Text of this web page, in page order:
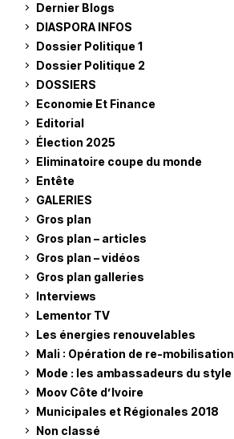
Dernier Blogs
DIASPORA INFOS
Dossier Politique 1
Dossier Politique 2
DOSSIERS
Economie Et Finance
Editorial
Élection 2025
Eliminatoire coupe du monde
Entête
GALERIES
Gros plan
Gros plan – articles
Gros plan – vidéos
Gros plan galleries
Interviews
Lementor TV
Les énergies renouvelables
Mali : Opération de re-mobilisation
Mode : les ambassadeurs du style
Moov Côte d’Ivoire
Municipales et Régionales 2018
Non classé